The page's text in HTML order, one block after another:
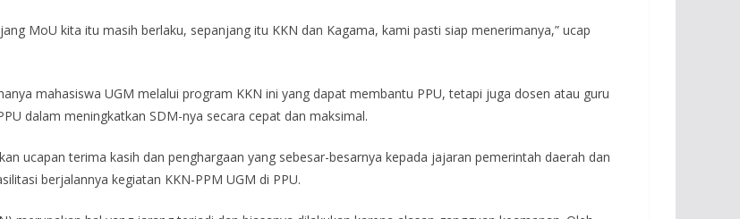
MoU kita itu masih berlaku, sepanjang itu KKN dan Kagama, kami pasti siap menerimanya,” ucap
mahasiswa UGM melalui program KKN ini yang dapat membantu PPU, tetapi juga dosen atau guru
dalam meningkatkan SDM-nya secara cepat dan maksimal.
ucapan terima kasih dan penghargaan yang sebesar-besarnya kepada jajaran pemerintah daerah dan
berjalannya kegiatan KKN-PPM UGM di PPU.